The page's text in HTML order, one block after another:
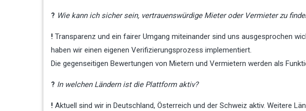
? Wie kann ich sicher sein, vertrauenswürdige Mieter oder Vermieter zu
! Transparenz und ein fairer Umgang miteinander sind uns ausgesprochen
haben wir einen eigenen Verifizierungsprozess implementiert.
Die gegenseitigen Bewertungen von Mietern und Vermietern werden als
? In welchen Ländern ist die Plattform aktiv?
! Aktuell sind wir in Deutschland, Österreich und der Schweiz aktiv. Weitere